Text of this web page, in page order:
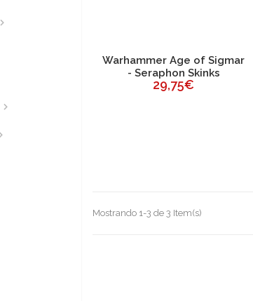
Warhammer Age of Sigmar
- Seraphon Skinks
29,75€
Mostrando 1-3 de 3 Item(s)